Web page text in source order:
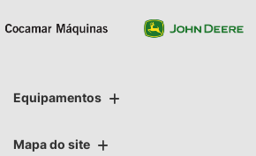
Equipamentos
Mapa do site